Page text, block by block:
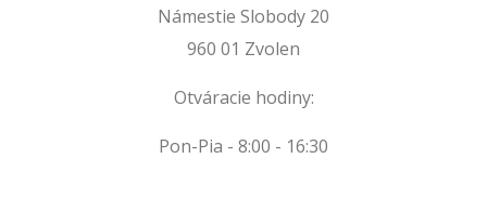
Námestie Slobody 20
960 01 Zvolen
Otváracie hodiny:
Pon-Pia - 8:00 - 16:30